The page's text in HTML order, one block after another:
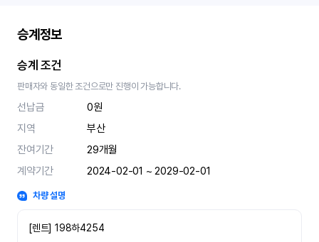
승계정보
승계 조건
판매자와 동일한 조건으로만 진행이 가능합니다.
선납금
0원
지역
부산
잔여기간
29개월
계약기간
2024-02-01 ~ 2029-02-01
차량 설명
[렌트] 198하4254